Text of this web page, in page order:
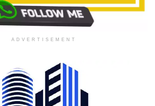
ADVERTISEMENT